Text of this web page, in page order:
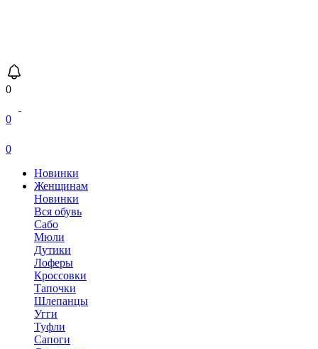
0
0
0
Новинки
Женщинам
Новинки
Вся обувь
Сабо
Мюли
Дутики
Лоферы
Кроссовки
Тапочки
Шлепанцы
Угги
Туфли
Сапоги